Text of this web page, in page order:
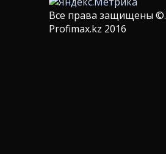
Все права защищены ©.
Profimax.kz 2016